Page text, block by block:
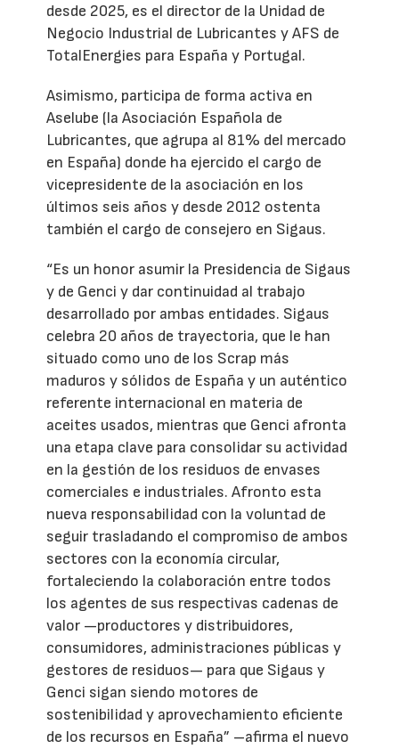
desde 2025, es el director de la Unidad de
Negocio Industrial de Lubricantes y AFS de
TotalEnergies para España y Portugal.
Asimismo, participa de forma activa en
Aselube (la Asociación Española de
Lubricantes, que agrupa al 81% del mercado
en España) donde ha ejercido el cargo de
vicepresidente de la asociación en los
últimos seis años y desde 2012 ostenta
también el cargo de consejero en Sigaus.
“Es un honor asumir la Presidencia de Sigaus
y de Genci y dar continuidad al trabajo
desarrollado por ambas entidades. Sigaus
celebra 20 años de trayectoria, que le han
situado como uno de los Scrap más
maduros y sólidos de España y un auténtico
referente internacional en materia de
aceites usados, mientras que Genci afronta
una etapa clave para consolidar su actividad
en la gestión de los residuos de envases
comerciales e industriales. Afronto esta
nueva responsabilidad con la voluntad de
seguir trasladando el compromiso de ambos
sectores con la economía circular,
fortaleciendo la colaboración entre todos
los agentes de sus respectivas cadenas de
valor —productores y distribuidores,
consumidores, administraciones públicas y
gestores de residuos— para que Sigaus y
Genci sigan siendo motores de
sostenibilidad y aprovechamiento eficiente
de los recursos en España” –afirma el nuevo